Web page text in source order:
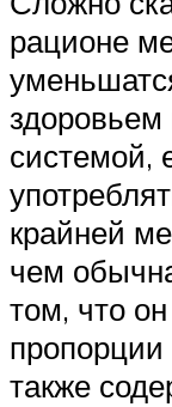
рационе
системой,
крайней
чем
том, что
пропорции
также